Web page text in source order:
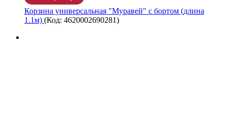
Корзина универсальная "Муравей" с бортом (длина
1.1м) (Код: 4620002690281)